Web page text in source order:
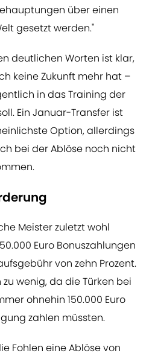
über einen
gesetzt werden."
deutlichen Worten ist klar,
keine Zukunft mehr hat –
in das Training der
Ein Januar-Transfer ist
Option, allerdings
bei der Ablöse noch nicht
Meister zuletzt wohl
Euro Bonuszahlungen
von zehn Prozent.
wenig, da die Türken bei
ohnehin 150.000 Euro
zahlen müssten.
Fohlen eine Ablöse von